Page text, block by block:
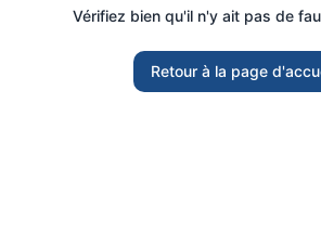
Vérifiez bien qu'il n'y ait pas de
Retour à la page